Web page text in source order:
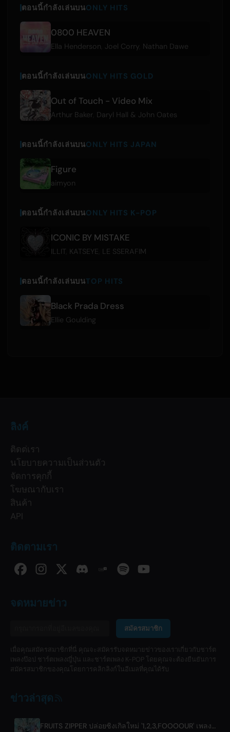
ตอนนี้กำลังเล่นบนONLY HITS
0800 HEAVEN
Ella Henderson Joel Corry, Nathan Dawe
ตอนนี้กำลังเล่นบนONLY HITS GOLD
Out of Touch - Video Mix
Arthur Baker, Daryl Hall & John Oates
ตอนนี้กำลังเล่นบนONLY HITS JAPAN
Figure
aimyon
ตอนนี้กำลังเล่นบนONLY HITS K-POP
ICONIC BY MISTAKE
ILLIT, KATSEYE LE SSERAFIM
ตอนนี้กำลังเล่นบนTOP HITS
Black Prada Dress
Ellie Goulding
ลิงค์
ติดต่เรา
นโยบายความเป็นส่วนตัว
จัดการคุกกี้
โฆษณากับเรา
สินค้า
API
ติดตามเรา
จดหมายข่าว
สมัครสมาชิก
เมื่อคุณสมัครสมาชิกที่นี่ คุณจะสมัครรับจดหมายข่าวของเราเกี่ยวกับชาร์ต
เพลงป๊อป ชาร์ตเพลงญี่ปุ่น และชาร์ตเพลง K-POP โดยคุณจะต้องยืนยันการ
สมัครสมาชิกของคุณโดยการคลิกลิงก์ในอีเมลที่คุณได้รับ
ข่าวล่าสุด
FRUITS ZIPPER ปล่อยซิงเกิลใหม่ '1,2,3,FOOOOUR' เพลงพิเศษร่วมกับรถไฟ Tobu Railway